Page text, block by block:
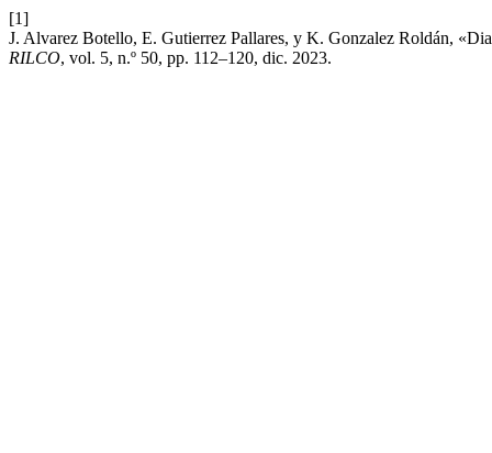
[1]
J. Alvarez Botello, E. Gutierrez Pallares, y K. Gonzalez Roldán,
RILCO, vol. 5, n.º 50, pp. 112–120, dic. 2023.